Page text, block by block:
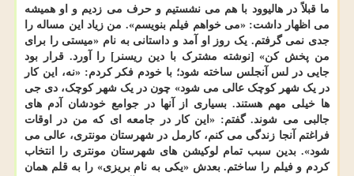
ما قبلاً در هالیوود با هم می نشستیم و حرف می زدیم و او همیشه
می اظهار داشت: «می خواهم فیلم بنویسم». من زیاد این مساله را
جدی نمی گرفتم. یک روز او آمد و داستانی به نام «میستی را برای
من پخش کن» [نوشته مشترک با دین ریسنر] را آورد. قرار بود
جایی در لس آنجلس ساخته شود؛ با خودم فکر کردم: «نه، این کار
در یک شهر کوچک عالی می شود» چون در یک شهر کوچک، دی جی
ها خیلی مهم هستند. بسیاری از آنها در جوامع خودشان آدم های
جالبی می شوند. گفتم: «این کار در جامعه ای که من در اوقات
فراغتم آنجا زندگی می کنم، کارمل در شهرستان مونتری، عالی می
شود». بدین سبب تمام لوکیشن های شهرستان مونتری را انتخاب
کردم و فیلم را ساختم. بعدش «یکی به نام بریزی» را به قلم همان